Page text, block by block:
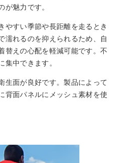
が魅力です。
やすい季節や長距離を走るとき
濡れるのを抑えられるため、自
替えの心配を軽減可能です。不
集中できます。
生面が良好です。製品によって
背面パネルにメッシュ素材を使